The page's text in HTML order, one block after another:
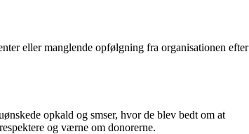
eller manglende opfølgning fra organisationen efter
opkald og smser, hvor de blev bedt om at
og værne om donorerne.